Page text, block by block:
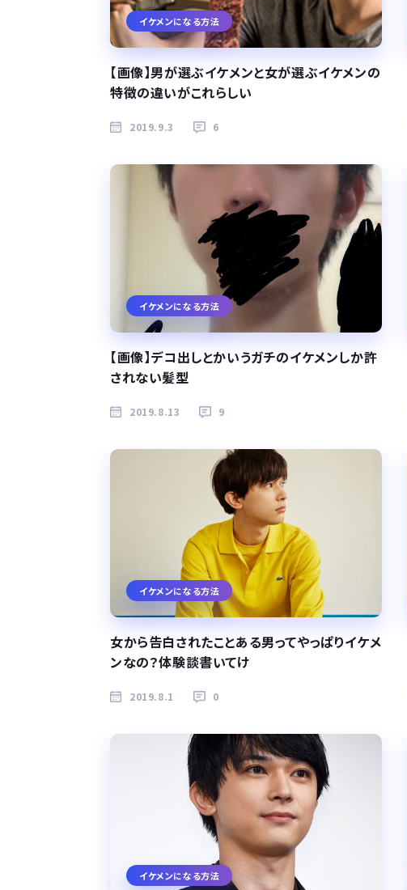
イケメンになる方法
【画像】男が選ぶイケメンと女が選ぶイケメンの
特徴の違いがこれらしい
2019.9.3 6
イケメンになる方法
【画像】デコ出しとかいうガチのイケメンしか許
されない髪型
2019.8.13 9
イケメンになる方法
女から告白されたことある男ってやっぱりイケメ
ンなの？体験談書いてけ
2019.8.1 0
イケメンになる方法